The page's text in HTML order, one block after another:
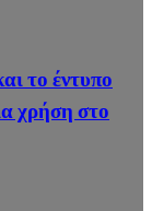
το έντυπο
χρήση στο